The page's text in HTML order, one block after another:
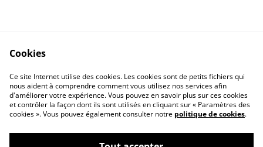
Contactez-nous
Conditions
Politique de
confidentialité
Politique de cookies
Cookies
Ce site Internet utilise des cookies. Les cookies sont de petits fichiers qui
nous aident à comprendre comment vous utilisez nos services afin
d'améliorer votre expérience. Vous pouvez en savoir plus sur ces cookies
et contrôler la façon dont ils sont utilisés en cliquant sur « Paramètres des
cookies ». Vous pouvez également consulter notre politique de cookies.